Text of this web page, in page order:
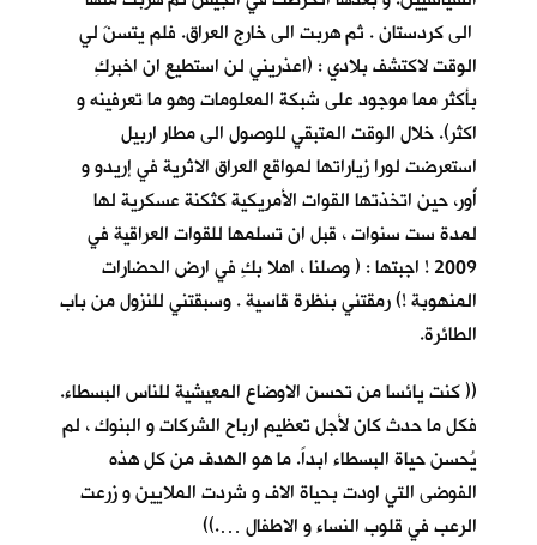
الى كردستان . ثم هربت الى خارج العراق. فلم يتسنَ لي
الوقت لاكتشف بلادي : (اعذريني لن استطيع ان اخبركِ
بأكثر مما موجود على شبكة المعلومات وهو ما تعرفينه و
اكثر). خلال الوقت المتبقي للوصول الى مطار اربيل
استعرضت لورا زياراتها لمواقع العراق الاثرية في إريدو و
أُور، حين اتخذتها القوات الأمريكية كثكنة عسكرية لها
لمدة ست سنوات ، قبل ان تسلمها للقوات العراقية في
2009 ! اجبتها : ( وصلنا ، اهلا بكِ في ارض الحضارات
المنهوبة !) رمقتني بنظرة قاسية . وسبقتني للنزول من باب
الطائرة.
(( كنت يائسا من تحسن الاوضاع المعيشية للناس البسطاء.
فكل ما حدث كان لأجل تعظيم ارباح الشركات و البنوك ، لم
يُحسن حياة البسطاء ابداً. ما هو الهدف من كل هذه
الفوضى التي اودت بحياة الاف و شردت الملايين و زرعت
الرعب في قلوب النساء و الاطفال ….))